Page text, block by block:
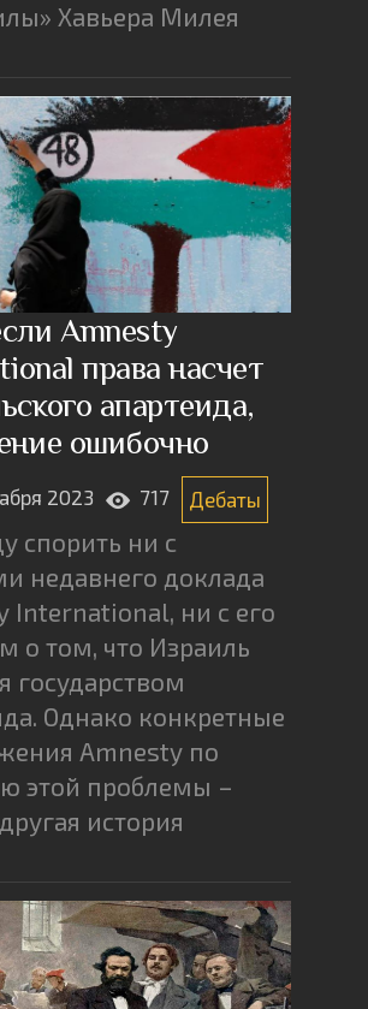
Хавьера Милея
Amnesty
права насчет
апартеида,
ошибочно
2023 717 Дебаты
спорить ни с
недавнего доклада
International, ни с его
о том, что Израиль
государством
Однако конкретные
Amnesty по
этой проблемы –
история